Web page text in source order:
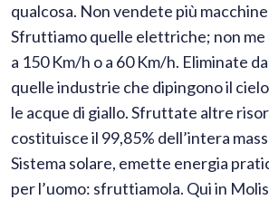
qualcosa. Non vendete più
Sfruttiamo quelle elettriche; non me
a 150 Km/h o a 60 Km/h. Eliminate
quelle industrie che dipingono il
le acque di giallo. Sfruttate altre
costituisce il 99,85% dell’intera
Sistema solare, emette energia
per l’uomo: sfruttiamola. Qui in